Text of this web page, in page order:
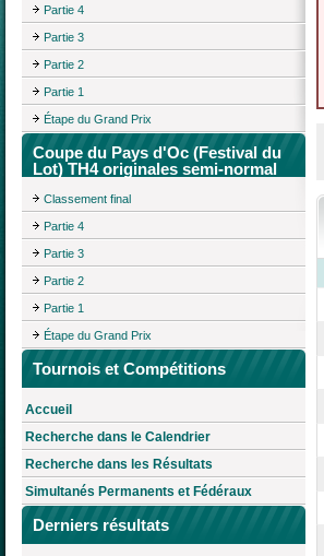
Partie 4
Partie 3
Partie 2
Partie 1
Étape du Grand Prix
Coupe du Pays d'Oc (Festival du
Lot) TH4 originales semi-normal
Classement final
Partie 4
Partie 3
Partie 2
Partie 1
Étape du Grand Prix
Tournois et Compétitions
Accueil
Recherche dans le Calendrier
Recherche dans les Résultats
Simultanés Permanents et Fédéraux
Derniers résultats